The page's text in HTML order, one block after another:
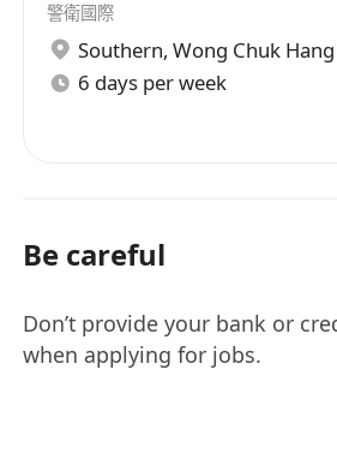
警衛國際
Southern, Wong Chuk Hang
6 days per week
Be careful
Don’t provide your bank or
when applying for jobs.